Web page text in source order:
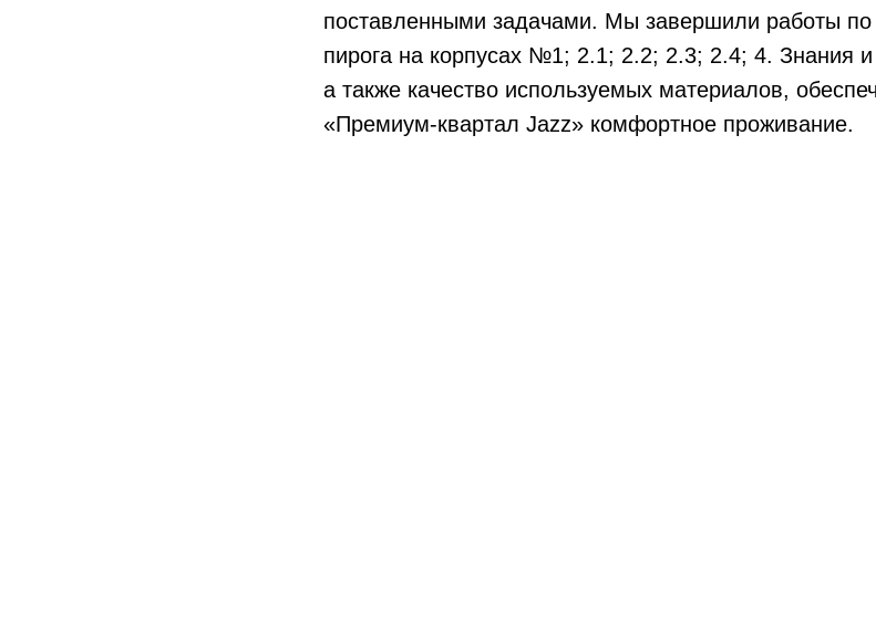
поставленными задачами. Мы завершили работы по
пирога на корпусах №1; 2.1; 2.2; 2.3; 2.4; 4. Знания
а также качество используемых материалов,
«Премиум-квартал Jazz» комфортное проживание.